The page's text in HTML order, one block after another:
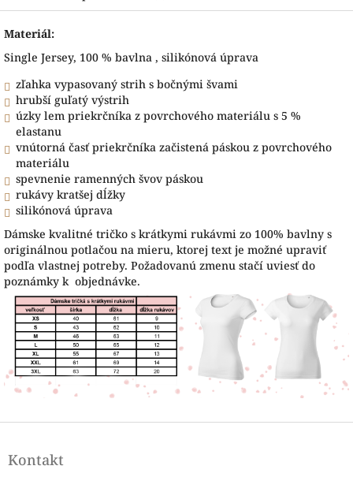
Materiál:
Single Jersey, 100 % bavlna , silikónová úprava
zľahka vypasovaný strih s bočnými švami
hrubší guľatý výstrih
úzky lem priekrčníka z povrchového materiálu s 5 %
elastanu
vnútorná časť priekrčníka začistená páskou z povrchového
materiálu
spevnenie ramenných švov páskou
rukávy kratšej dĺžky
silikónová úprava
Dámske kvalitné tričko s krátkymi rukávmi zo 100% bavlny s
originálnou potlačou na mieru, ktorej text je možné upraviť
podľa vlastnej potreby. Požadovanú zmenu stačí uviesť do
poznámky k objednávke.
pKontakt